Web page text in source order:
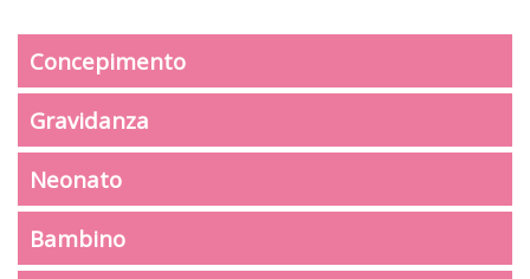
Concepimento
Gravidanza
Neonato
Bambino